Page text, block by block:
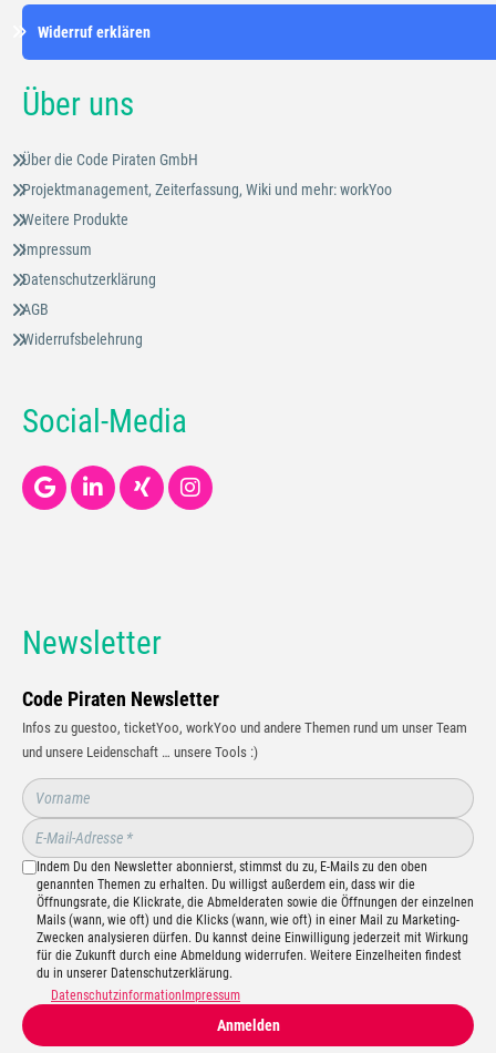
Widerruf erklären
Über uns
Über die Code Piraten GmbH
Projektmanagement, Zeiterfassung, Wiki und mehr: workYoo
Weitere Produkte
Impressum
Datenschutzerklärung
AGB
Widerrufsbelehrung
Social-Media
Newsletter
Code Piraten Newsletter
Infos zu guestoo, ticketYoo, workYoo und andere Themen rund um unser Team
und unsere Leidenschaft … unsere Tools :)
Indem Du den Newsletter abonnierst, stimmst du zu, E-Mails zu den oben
genannten Themen zu erhalten. Du willigst außerdem ein, dass wir die
Öffnungsrate, die Klickrate, die Abmelderaten sowie die Öffnungen der einzelnen
Mails (wann, wie oft) und die Klicks (wann, wie oft) in einer Mail zu Marketing-
Zwecken analysieren dürfen. Du kannst deine Einwilligung jederzeit mit Wirkung
für die Zukunft durch eine Abmeldung widerrufen. Weitere Einzelheiten findest
du in unserer Datenschutzerklärung.
Datenschutzinformation Impressum
Anmelden